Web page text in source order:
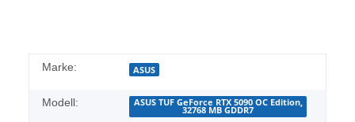
Marke: ASUS
Modell: ASUS TUF GeForce RTX 5090 OC Edition,
32768 MB GDDR7